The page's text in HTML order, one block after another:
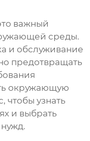
важный
среды.
и обслуживание
предотвращать
окружающую
, чтобы узнать
и выбрать